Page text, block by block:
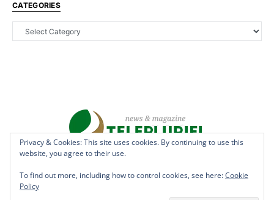
CATEGORIES
Privacy & Cookies: This site uses cookies. By continuing to use this
website, you agree to their use.
To find out more, including how to control cookies, see here:Cookie
Policy
Copyright © 2022 - teleplurielhaiti.com | *** Designed, Managed &
Terms
Privacy & Cookies: This site uses cookies. By continuing to use this
website, you agree to their use.
To find out more, including how to control cookies, see here:Cookie
Policy